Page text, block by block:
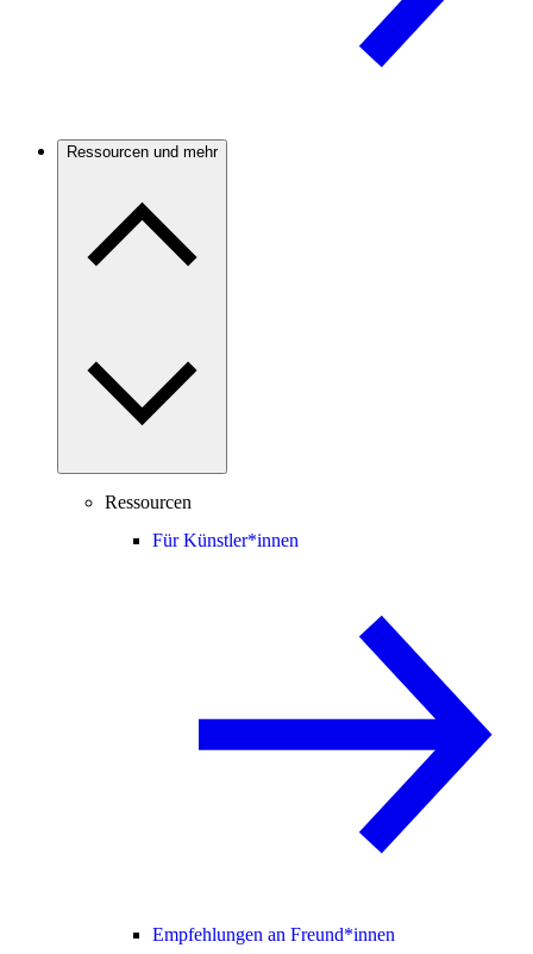
Ressourcen und mehr
Ressourcen
Für Künstler*innen
Empfehlungen an Freund*innen